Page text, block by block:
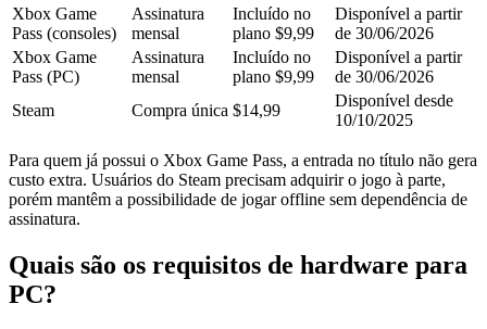
Xbox Game
Pass (consoles)
Assinatura
mensal
Incluído no
plano $9,99
Disponível a partir
de 30/06/2026
Xbox Game
Pass (PC)
Assinatura
mensal
Incluído no
plano $9,99
Disponível a partir
de 30/06/2026
Steam
Compra única $14,99
Disponível desde
10/10/2025
Para quem já possui o Xbox Game Pass, a entrada no título não gera
custo extra. Usuários do Steam precisam adquirir o jogo à parte,
porém mantêm a possibilidade de jogar offline sem dependência de
assinatura.
Quais são os requisitos de hardware para
PC?